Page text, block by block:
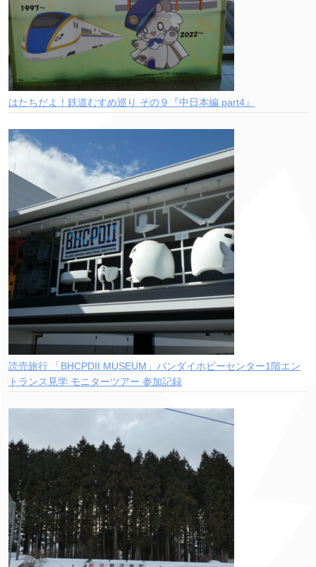
はたちだよ！鉄道むすめ巡り その９『中日本編 part4』
読売旅行 「BHCPDII MUSEUM」バンダイホビーセンター1階エン
トランス見学 モニターツアー 参加記録